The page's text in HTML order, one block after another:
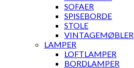
SOFAER
SPISEBORDE
STOLE
VINTAGEMØBLER
LAMPER
LOFTLAMPER
BORDLAMPER